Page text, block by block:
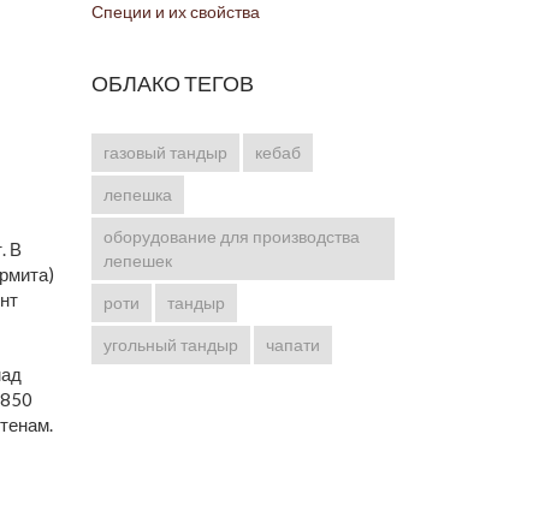
В
Специи и их свойства
ОБЛАКО ТЕГОВ
газовый тандыр кебаб
лепешка
оборудование для производства
лепешек
роти тандыр
угольный тандыр чапати